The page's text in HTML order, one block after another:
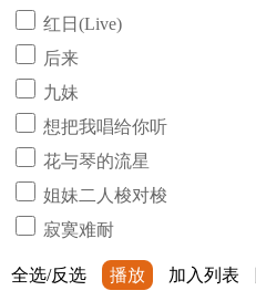
红日(Live)
后来
九妹
想把我唱给你听
花与琴的流星
姐妹二人梭对梭
寂寞难耐
全选/反选 播放 加入列表